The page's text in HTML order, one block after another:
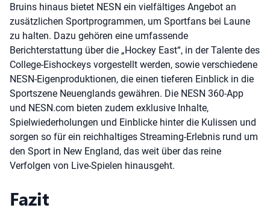
Bruins hinaus bietet NESN ein vielfältiges Angebot an
zusätzlichen Sportprogrammen, um Sportfans bei Laune
zu halten. Dazu gehören eine umfassende
Berichterstattung über die „Hockey East“, in der Talente des
College-Eishockeys vorgestellt werden, sowie verschiedene
NESN-Eigenproduktionen, die einen tieferen Einblick in die
Sportszene Neuenglands gewähren. Die NESN 360-App
und NESN.com bieten zudem exklusive Inhalte,
Spielwiederholungen und Einblicke hinter die Kulissen und
sorgen so für ein reichhaltiges Streaming-Erlebnis rund um
den Sport in New England, das weit über das reine
Verfolgen von Live-Spielen hinausgeht.
Fazit